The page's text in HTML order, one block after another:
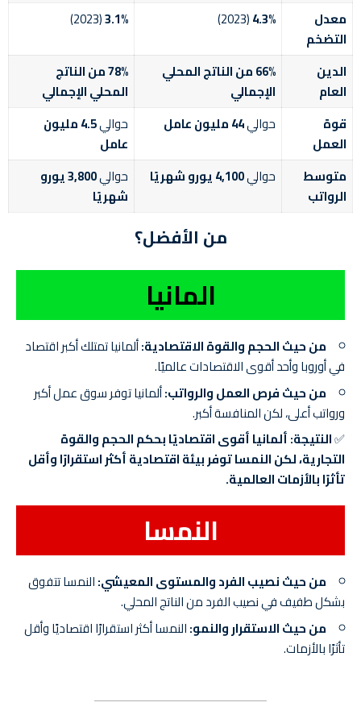
معدل
التضخم
4.3%
(2023)
3.1%
(2023)
الدين
العام
66% من الناتج المحلي
الإجمالي
78% من الناتج
المحلي الإجمالي
قوة
العمل
حوالي44 مليون عامل حوالي
4.5 مليون
عامل
متوسط
الرواتب
حوالي4,100 يورو شهريًا حوالي
3,800 يورو
شهريًا
من الأفضل؟
المانيا
من حيث الحجم والقوة الاقتصادية:ألمانيا تمتلك أكبر اقتصاد
في أوروبا وأحد أقوى الاقتصادات عالميًا.
من حيث فرص العمل والرواتب:ألمانيا توفر سوق عمل أكبر
ورواتب أعلى، لكن المنافسة أكبر.
✅النتيجة:ألمانيا أقوى اقتصاديًا بحكم الحجم والقوة
التجارية، لكن النمسا توفر بيئة اقتصادية أكثر استقرارًا وأقل
تأثرًا بالأزمات العالمية.
النمسا
من حيث نصيب الفرد والمستوى المعيشي:النمسا تتفوق
بشكل طفيف في نصيب الفرد من الناتج المحلي.
من حيث الاستقرار والنمو:النمسا أكثر استقرارًا اقتصاديًا وأقل
تأثرًا بالأزمات.